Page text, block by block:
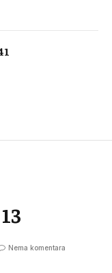
Nema komentara